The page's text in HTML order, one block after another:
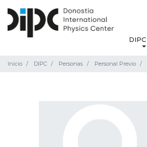
DIPC
Inicio DIPC Personas Personal Previo